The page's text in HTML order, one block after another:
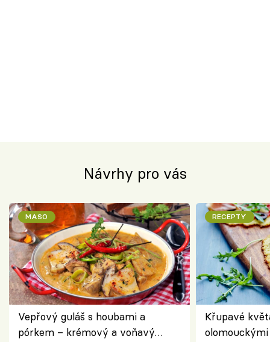
Návrhy pro vás
MASO
Vepřový guláš s houbami a
pórkem – krémový a voňavý
RECEPTY
Křupavé